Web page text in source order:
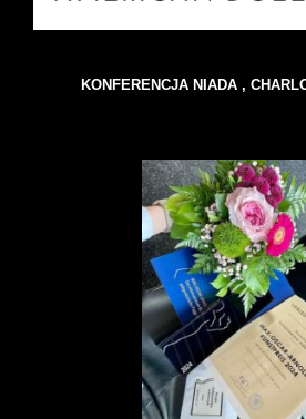
KONFERENCJA NIADA ,